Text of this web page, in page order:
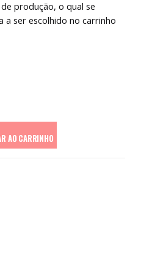
produção, o qual se
a ser escolhido no carrinho
AO CARRINHO